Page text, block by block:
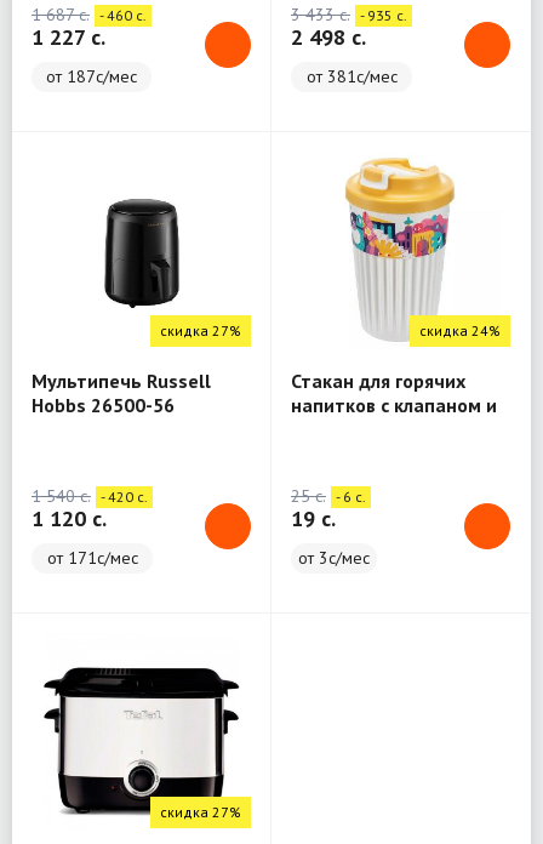
1 687 c. - 460 c.
1 227 c.
от 187с/мес
3 433 c. - 935 c.
2 498 c.
от 381с/мес
скидка 27%
Мультипечь Russell
Hobbs 26500-56
1 540 c. - 420 c.
1 120 c.
от 171с/мес
скидка 24%
Стакан для горячих
напитков с клапаном и
433277316
25 c. - 6 c.
19 c.
от 3с/мес
скидка 27%